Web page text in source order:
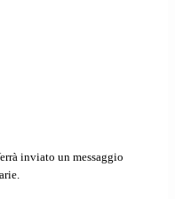
inviato un messaggio